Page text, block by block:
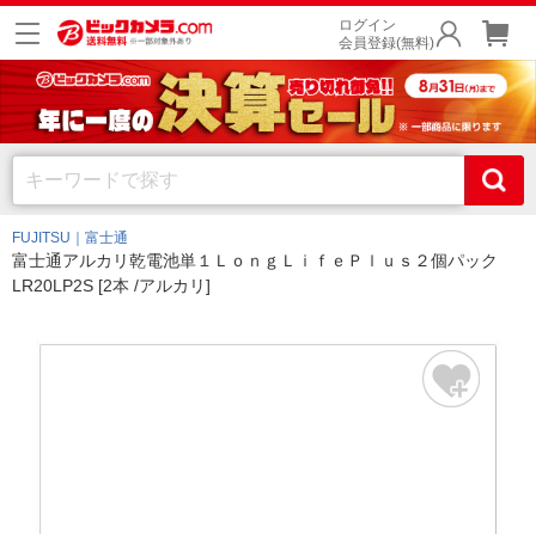
ログイン
会員登録(無料)
FUJITSU｜富士通
富士通アルカリ乾電池単１ＬｏｎｇＬｉｆｅＰｌｕｓ２個パック
LR20LP2S [2本 /アルカリ]